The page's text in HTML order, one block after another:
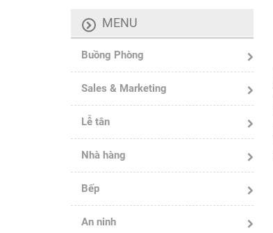
MENU
Buồng Phòng
Sales & Marketing
Lễ tân
Nhà hàng
Bếp
An ninh